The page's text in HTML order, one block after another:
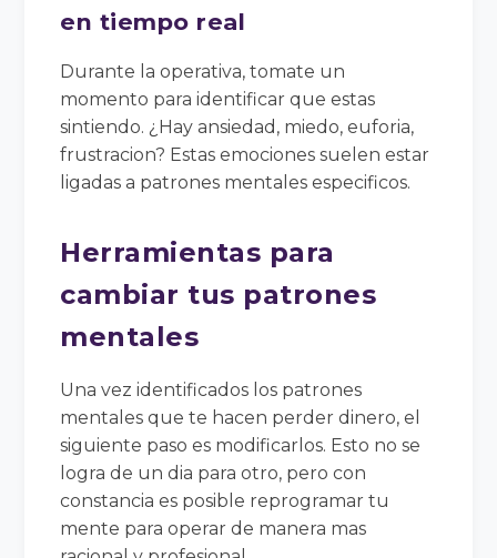
en tiempo real
Durante la operativa, tomate un
momento para identificar que estas
sintiendo. ¿Hay ansiedad, miedo, euforia,
frustracion? Estas emociones suelen estar
ligadas a patrones mentales especificos.
Herramientas para
cambiar tus patrones
mentales
Una vez identificados los patrones
mentales que te hacen perder dinero, el
siguiente paso es modificarlos. Esto no se
logra de un dia para otro, pero con
constancia es posible reprogramar tu
mente para operar de manera mas